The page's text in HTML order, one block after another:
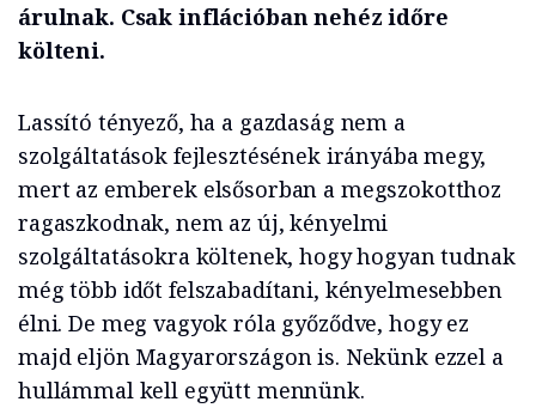
árulnak. Csak inflációban nehéz időre
költeni.
Lassító tényező, ha a gazdaság nem a
szolgáltatások fejlesztésének irányába megy,
mert az emberek elsősorban a megszokotthoz
ragaszkodnak, nem az új, kényelmi
szolgáltatásokra költenek, hogy hogyan tudnak
még több időt felszabadítani, kényelmesebben
élni. De meg vagyok róla győződve, hogy ez
majd eljön Magyarországon is. Nekünk ezzel a
hullámmal kell együtt mennünk.